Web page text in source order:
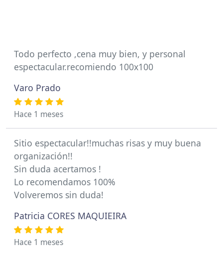
Todo perfecto ,cena muy bien, y personal
espectacular.recomiendo 100x100
Varo Prado
Hace 1 meses
Sitio espectacular!!muchas risas y muy buena
organización!!
Sin duda acertamos !
Lo recomendamos 100%
Volveremos sin duda!
Patricia CORES MAQUIEIRA
Hace 1 meses